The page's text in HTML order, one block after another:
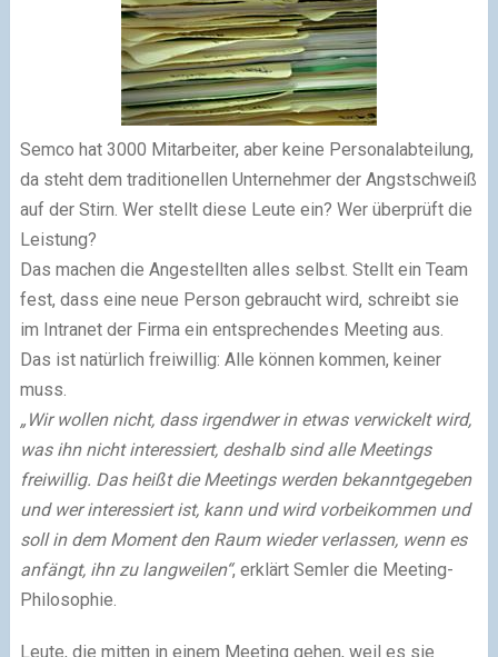
Semco hat 3000 Mitarbeiter, aber keine Personalabteilung,
da steht dem traditionellen Unternehmer der Angstschweiß
auf der Stirn. Wer stellt diese Leute ein? Wer überprüft die
Leistung?
Das machen die Angestellten alles selbst. Stellt ein Team
fest, dass eine neue Person gebraucht wird, schreibt sie
im Intranet der Firma ein entsprechendes Meeting aus.
Das ist natürlich freiwillig: Alle können kommen, keiner
muss.
„Wir wollen nicht, dass irgendwer in etwas verwickelt wird,
was ihn nicht interessiert, deshalb sind alle Meetings
freiwillig. Das heißt die Meetings werden bekanntgegeben
und wer interessiert ist, kann und wird vorbeikommen und
soll in dem Moment den Raum wieder verlassen, wenn es
anfängt, ihn zu langweilen“, erklärt Semler die Meeting-
Philosophie.
Leute, die mitten in einem Meeting gehen, weil es sie